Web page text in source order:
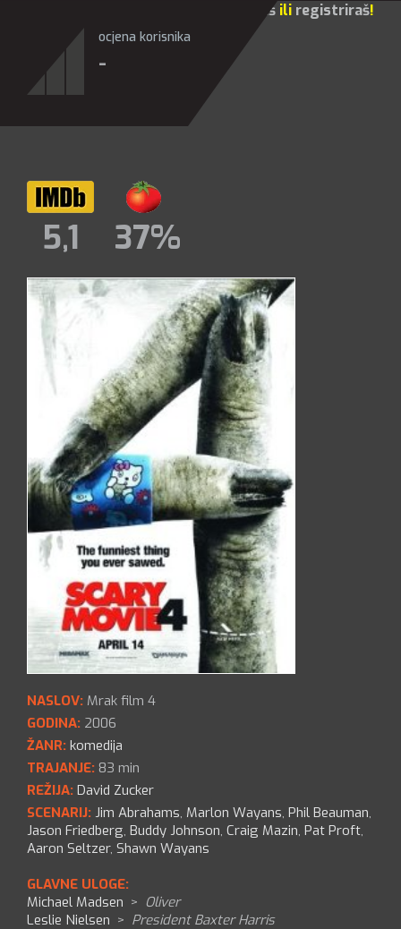
prijaviš ili registriraš!
ocjena korisnika
-
5,1 37%
NASLOV: Mrak film 4
GODINA: 2006
ŽANR: komedija
TRAJANJE: 83 min
REŽIJA: David Zucker
SCENARIJ: Jim Abrahams, Marlon Wayans, Phil Beauman,
Jason Friedberg, Buddy Johnson, Craig Mazin, Pat Proft,
Aaron Seltzer, Shawn Wayans
GLAVNE ULOGE:
Michael Madsen > Oliver
Leslie Nielsen > President Baxter Harris